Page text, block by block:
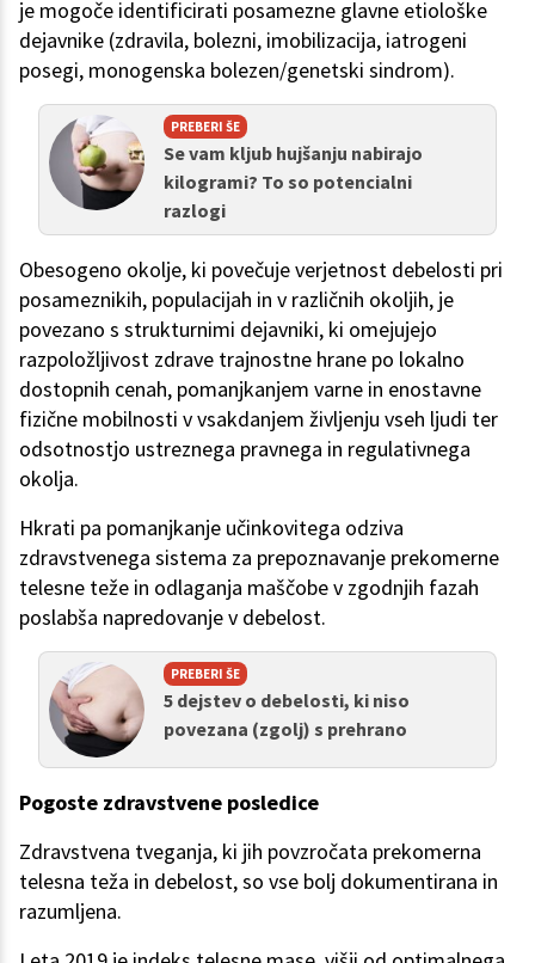
je mogoče identificirati posamezne glavne etiološke
dejavnike (zdravila, bolezni, imobilizacija, iatrogeni
posegi, monogenska bolezen/genetski sindrom).
PREBERI ŠE
Se vam kljub hujšanju nabirajo
kilogrami? To so potencialni
razlogi
Obesogeno okolje, ki povečuje verjetnost debelosti pri
posameznikih, populacijah in v različnih okoljih, je
povezano s strukturnimi dejavniki, ki omejujejo
razpoložljivost zdrave trajnostne hrane po lokalno
dostopnih cenah, pomanjkanjem varne in enostavne
fizične mobilnosti v vsakdanjem življenju vseh ljudi ter
odsotnostjo ustreznega pravnega in regulativnega
okolja.
Hkrati pa pomanjkanje učinkovitega odziva
zdravstvenega sistema za prepoznavanje prekomerne
telesne teže in odlaganja maščobe v zgodnjih fazah
poslabša napredovanje v debelost.
PREBERI ŠE
5 dejstev o debelosti, ki niso
povezana (zgolj) s prehrano
Pogoste zdravstvene posledice
Zdravstvena tveganja, ki jih povzročata prekomerna
telesna teža in debelost, so vse bolj dokumentirana in
razumljena.